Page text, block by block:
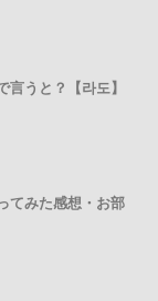
言うと？【라도】
てみた感想・お部